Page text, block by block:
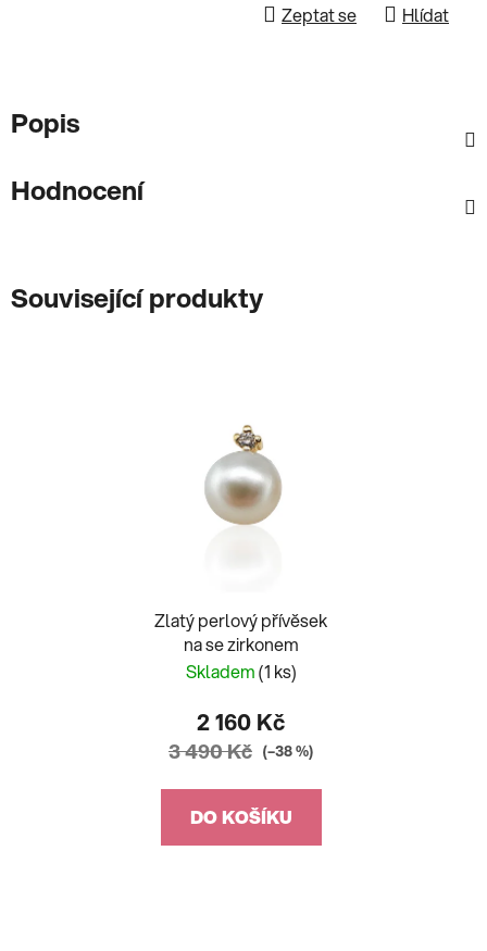
Zeptat se Hlídat
Popis
Hodnocení
Související produkty
Zlatý perlový přívěsek
na se zirkonem
Skladem(1 ks)
2 160 Kč
3 490 Kč (–38 %)
DO KOŠÍKU